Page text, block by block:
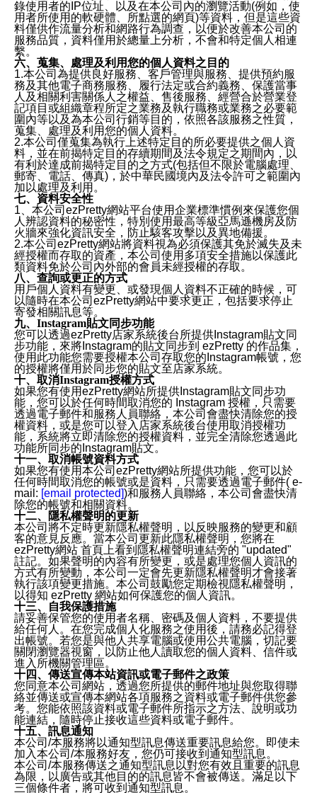
錄使用者的IP位址、以及在本公司內的瀏覽活動(例如，使
用者所使用的軟硬體、所點選的網頁)等資料，但是這些資
料僅供作流量分析和網路行為調查，以便於改善本公司的
服務品質，資料僅用於總量上分析，不會和特定個人相連
繫。
六、蒐集、處理及利用您的個人資料之目的
1.本公司為提供良好服務、客戶管理與服務、提供預約服
務及其他電子商務服務、履行法定或合約義務、保護當事
人及相關利害關係人之權益、售後服務、經營合於營業登
記項目或組織章程所定之業務及執行職務或業務之必要範
圍內等以及為本公司行銷等目的，依照各該服務之性質，
蒐集、處理及利用您的個人資料。
2.本公司僅蒐集為執行上述特定目的所必要提供之個人資
料，並在前揭特定目的存續期間及法令規定之期間內，以
有利於達成前揭特定目的之方式(包括但不限於電腦處理、
郵寄、電話、傳真)，於中華民國境內及法令許可之範圍內
加以處理及利用。
七、資料安全性
1、本公司ezPretty網站平台使用企業標準慣例來保護您個
人辨認資料的秘密性，特別使用最高等級亞馬遜機房及防
火牆來強化資訊安全，防止駭客攻擊以及異地備援。
2.本公司ezPretty網站將資料視為必須保護其免於滅失及未
經授權而存取的資產，本公司使用多項安全措施以保護此
類資料免於公司內外部的會員未經授權的存取。
八、查詢或更正的方式
用戶個人資料有變更、或發現個人資料不正確的時候，可
以隨時在本公司ezPretty網站中要求更正，包括要求停止
寄發相關訊息等。
九、Instagram貼文同步功能
您可以透過ezPretty店家系統後台所提供Instagram貼文同
步功能，來將Instagram的貼文同步到 ezPretty 的作品集，
使用此功能您需要授權本公司存取您的Instagram帳號，您
的授權將僅用於同步您的貼文至店家系統。
十、取消Instagram授權方式
如果您有使用ezPretty網站所提供Instagram貼文同步功
能，您可以於任何時間取消您的 Instagram 授權，只需要
透過電子郵件和服務人員聯絡，本公司會盡快清除您的授
權資料，或是您可以登入店家系統後台使用取消授權功
能，系統將立即清除您的授權資料，並完全清除您透過此
功能所同步的Instagram貼文。
十一、取消帳號資料方式
如果您有使用本公司ezPretty網站所提供功能，您可以於
任何時間取消您的帳號或是資料，只需要透過電子郵件( e-
mail: [email protected])和服務人員聯絡，本公司會盡快清
除您的帳號和相關資料。
十二、隱私權聲明的更新
本公司將不定時更新隱私權聲明，以反映服務的變更和顧
客的意見反應。當本公司更新此隱私權聲明，您將在
ezPretty網站 首頁上看到隱私權聲明連結旁的 "updated"
註記。如果聲明的內容有所變更，或是處理您個人資訊的
方式有所變動，本公司一定會先更新隱私權聲明才會接著
執行該項變更措施。本公司鼓勵您定期檢視隱私權聲明，
以得知 ezPretty 網站如何保護您的個人資訊。
十三、自我保護措施
請妥善保管您的使用者名稱、密碼及個人資料，不要提供
給任何人。在您完成個人化服務之使用後，請務必記得登
出帳號。若您是與他人共享電腦或使用公共電腦，切記要
關閉瀏覽器視窗，以防止他人讀取您的個人資料、信件或
進入所機關管理區。
十四、傳送宣傳本站資訊或電子郵件之政策
您同意本公司網站，透過您所提供的郵件地址與您取得聯
絡並傳送或宣傳本網站各項服務之資料或電子郵件供您參
考。您能依照該資料或電子郵件所指示之方法、說明或功
能連結，隨時停止接收這些資料或電子郵件。
十五、訊息通知
本公司/本服務將以通知型訊息傳送重要訊息給您。即使未
加入本公司/本服務好友，您仍可接收到通知型訊息。
本公司/本服務傳送之通知型訊息以對您有效且重要的訊息
為限，以廣告或其他目的的訊息皆不會被傳送。滿足以下
三個條件者，將可收到通知型訊息。